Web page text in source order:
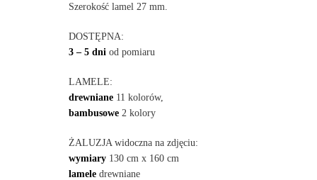
Szerokość lamel 27 mm.
DOSTĘPNA:
3 – 5 dni od pomiaru
LAMELE:
drewniane11 kolorów,
bambusowe2 kolory
ŻALUZJA widoczna na zdjęciu:
wymiary130 cm x 160 cm
lameledrewniane